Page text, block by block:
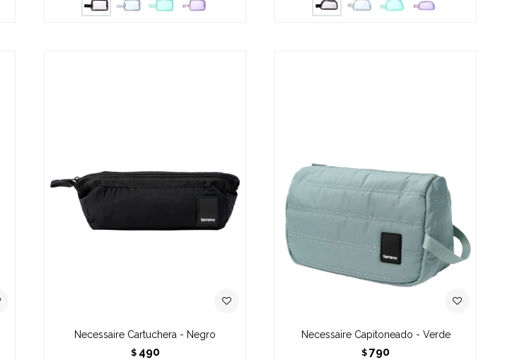
Necessaire Cartuchera - Negro
$ 490
Necessaire Capitoneado - Verde
$ 790